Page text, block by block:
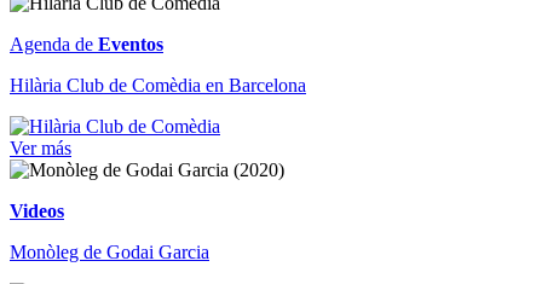
Agenda de Eventos
Hilària Club de Comèdia en Barcelona
Ver más
Videos
Monòleg de Godai Garcia